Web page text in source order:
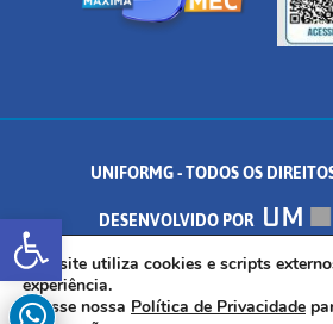
Abrir a barra de
UNIFORMG - TODOS OS
DESENVOLVIDO POR
AV. DR. ARNALDO DE SENNA, 328 -
35.574.530
Este site utiliza cookies e scripts
experiência.
Acesse nossa Política de Privacidade